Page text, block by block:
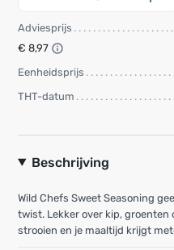
Adviesprijs
€ 8,97
Eenheidsprijs
THT-datum
Beschrijving
Wild Chefs Sweet Seasoning
twist. Lekker over kip, groenten
strooien en je maaltijd krijgt